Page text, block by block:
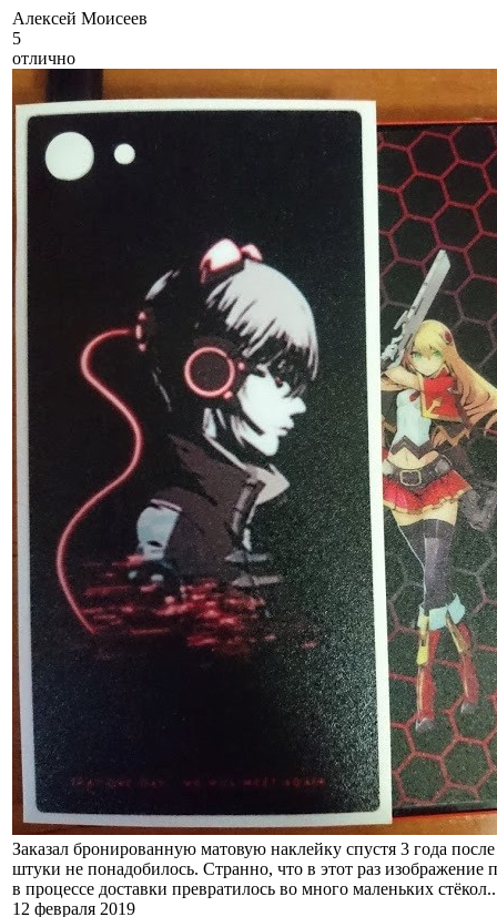
Алексей Моисеев
5
отлично
Заказал бронированную матовую наклейку спустя 3 года
штуки не понадобилось. Странно, что в этот раз
в процессе доставки превратилось во много маленьких
12 февраля 2019